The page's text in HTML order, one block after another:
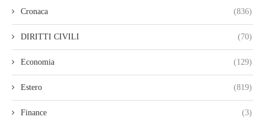
Cronaca (836)
DIRITTI CIVILI (70)
Economia (129)
Estero (819)
Finance (3)